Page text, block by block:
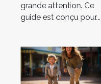
grande attention. Ce
guide est conçu pour...